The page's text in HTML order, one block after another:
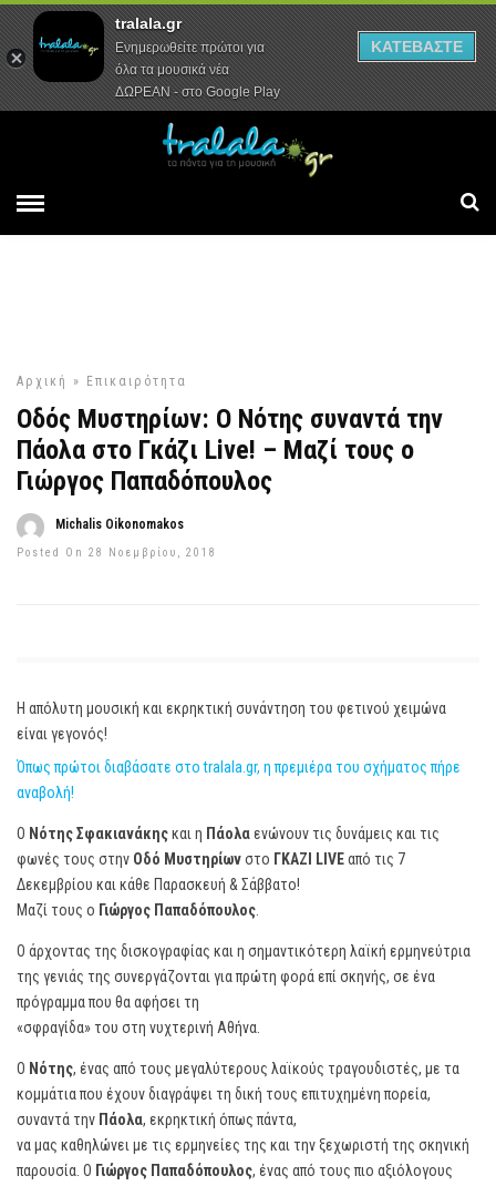
Αρχική Συνεντεύξεις Ρεπορτάζ
Αρχική » Επικαιρότητα
Οδός Μυστηρίων: Ο Νότης συναντά την
Πάολα στο Γκάζι Live! – Μαζί τους ο
Γιώργος Παπαδόπουλος
Michalis Oikonomakos
Posted On 28 Νοεμβρίου, 2018
Η απόλυτη μουσική και εκρηκτική συνάντηση του φετινού χειμώνα
είναι γεγονός!
Όπως πρώτοι διαβάσατε στο tralala.gr, η πρεμιέρα του σχήματος πήρε
αναβολή!
Ο ΝότηςΣφακιανάκηςκαι η Πάολαενώνουν τις δυνάμεις και τις
φωνές τους στην Οδό Μυστηρίωνστο ΓΚΑΖΙ LIVEαπό τις 7
Δεκεμβρίου και κάθε Παρασκευή & Σάββατο!
Μαζί τους ο Γιώργος Παπαδόπουλος
Ο άρχοντας της δισκογραφίας και η σημαντικότερη λαϊκή ερμηνεύτρια
της γενιάς της συνεργάζονται για πρώτη φορά επί σκηνής, σε ένα
πρόγραμμα που θα αφήσει τη
«σφραγίδα» του στη νυχτερινή Αθήνα.
Ο Νότης, ένας από τους μεγαλύτερους λαϊκούς τραγουδιστές, με τα
κομμάτια που έχουν διαγράψει τη δική τους επιτυχημένη πορεία,
συναντά την Πάολα, εκρηκτική όπως πάντα,
να μας καθηλώνει με τις ερμηνείες της και την ξεχωριστή της σκηνική
παρουσία. Ο Γιώργος Παπαδόπουλος, ένας από τους πιο αξιόλογους
tralala.gr
Ενημερωθείτε πρώτοι για
όλα τα μουσικά νέα
ΔΩΡΕΑΝ - στο Google Play
ΚΑΤΕΒΑΣΤΕ